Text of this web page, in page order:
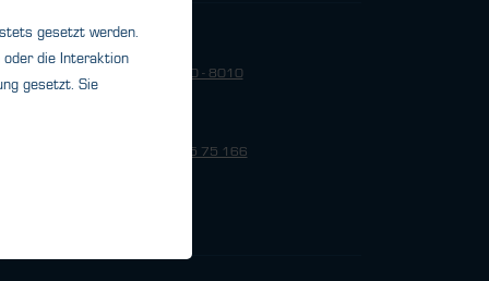
Telefon: +1 - 803 - 270 - 8010
Telefon: +55-21-99 55 75 166
gesetzt werden.
oder die Interaktion
gesetzt. Sie